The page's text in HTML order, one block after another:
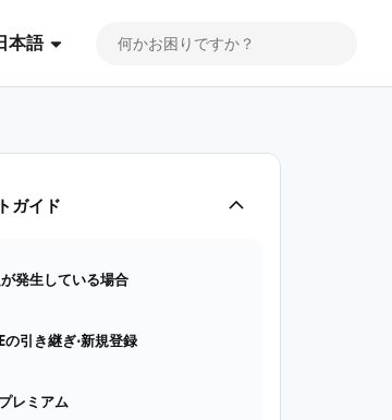
本語
ガイド
発生している場合
の引き継ぎ⋅新規登録
レミアム